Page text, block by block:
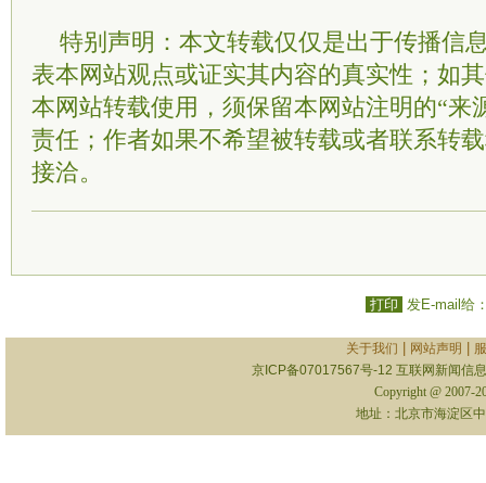
特别声明：本文转载仅仅是出于传播信
表本网站观点或证实其内容的真实性；如
本网站转载使用，须保留本网站注明的“来
责任；作者如果不希望被转载或者联系转
接洽。
打印 发E-mail给
关于我们 网站声明
京ICP备07017567号-12 互联网新闻信
Copyright @ 2007-
地址：北京市海淀区